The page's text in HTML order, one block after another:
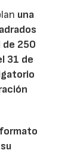
una
de 250
31 de